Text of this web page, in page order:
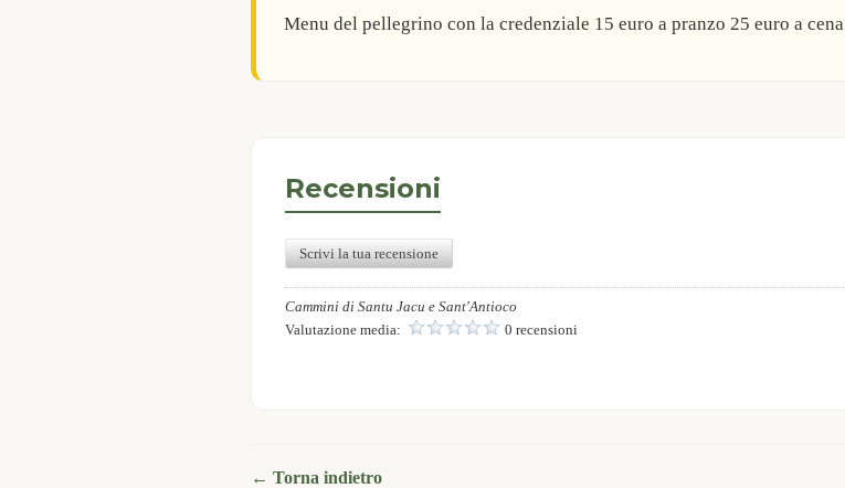
Menu del pellegrino con la credenziale 15 euro a pranzo 25 euro a cena
Recensioni
Scrivi la tua recensione
Cammini di Santu Jacu e Sant'Antioco
Valutazione media:
0 recensioni
← Torna indietro